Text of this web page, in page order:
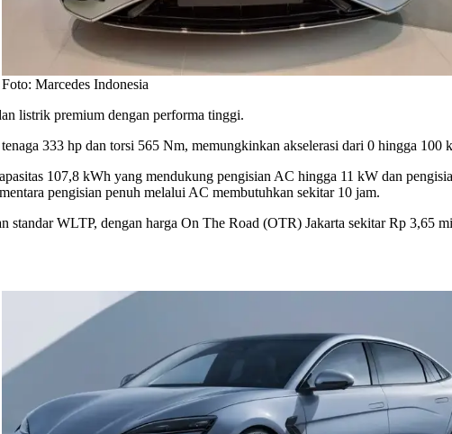
Foto: Marcedes Indonesia
listrik premium dengan performa tinggi.
333 hp dan torsi 565 Nm, memungkinkan akselerasi dari 0 hingga 100
107,8 kWh yang mendukung pengisian AC hingga 11 kW dan
pengisian penuh melalui AC membutuhkan sekitar 10 jam.
WLTP, dengan harga On The Road (OTR) Jakarta sekitar Rp 3,65